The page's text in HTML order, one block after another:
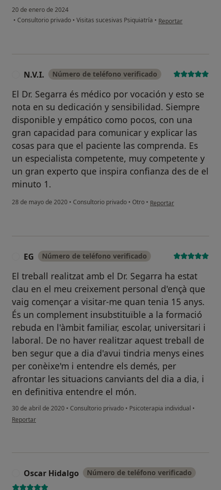
20 de enero de 2024
• Consultorio privado • Visitas sucesivas Psiquiatría • en opinión del
Reportar
N.V.I. Número de teléfono verificado
El Dr. Segarra és médico por vocación y esto se
nota en su dedicación y sensibilidad. Siempre
disponible y empático como pocos, con una
gran capacidad para comunicar y explicar las
cosas para que el paciente las comprenda. Es
un especialista competente, muy competente y
un gran experto que inspira confianza des de el
minuto 1.
28 de mayo de 2020 • Consultorio privado • Otro • en opinión del usuario
Reportar
EG Número de teléfono verificado
El treball realitzat amb el Dr. Segarra ha estat
clau en el meu creixement personal d'ençà que
vaig començar a visitar-me quan tenia 15 anys.
És un complement insubstituïble a la formació
rebuda en l'àmbit familiar, escolar, universitari i
laboral. De no haver realitzar aquest treball de
ben segur que a dia d'avui tindria menys eines
per conèixe'm i entendre els demés, per
afrontar les situacions canviants del dia a dia, i
en definitiva entendre el món.
30 de abril de 2020 • Consultorio privado • Psicoterapia individual •
en opinión del usuario EG
Reportar
Oscar Hidalgo Número de teléfono verificado